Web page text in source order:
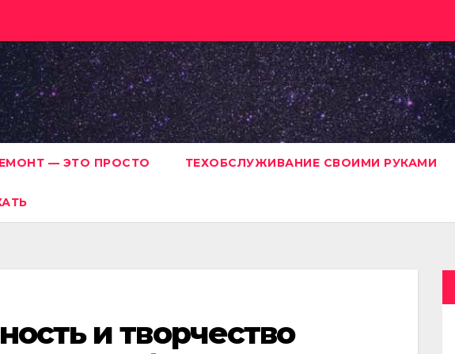
— ЭТО ПРОСТО ТЕХОБСЛУЖИВАНИЕ СВОИМИ РУКАМИ
и творчество